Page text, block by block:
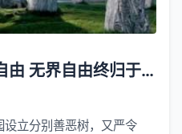
那棵树：界限才是真自由 无界自由终归于死亡
立分别善恶树，又严令